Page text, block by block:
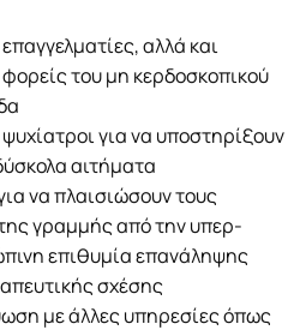
αλλά και
του μη κερδοσκοπικού
για να υποστηρίξουν
αιτήματα
να πλαισιώσουν τους
γραμμής από την υπερ-
επιθυμία επανάληψης
σχέσης
με άλλες υπηρεσίες όπως